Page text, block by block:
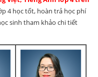
4 học tốt, hoàn trả học phí
sinh tham khảo chi tiết